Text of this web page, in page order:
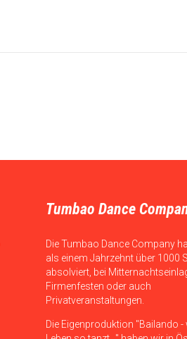
Tumbao Dance
Die Tumbao Dance Company
als einem Jahrzehnt über 1000
absolviert, bei
Firmenfesten oder auch
Privatveranstaltungen.
Die Eigenproduktion "Bailando -